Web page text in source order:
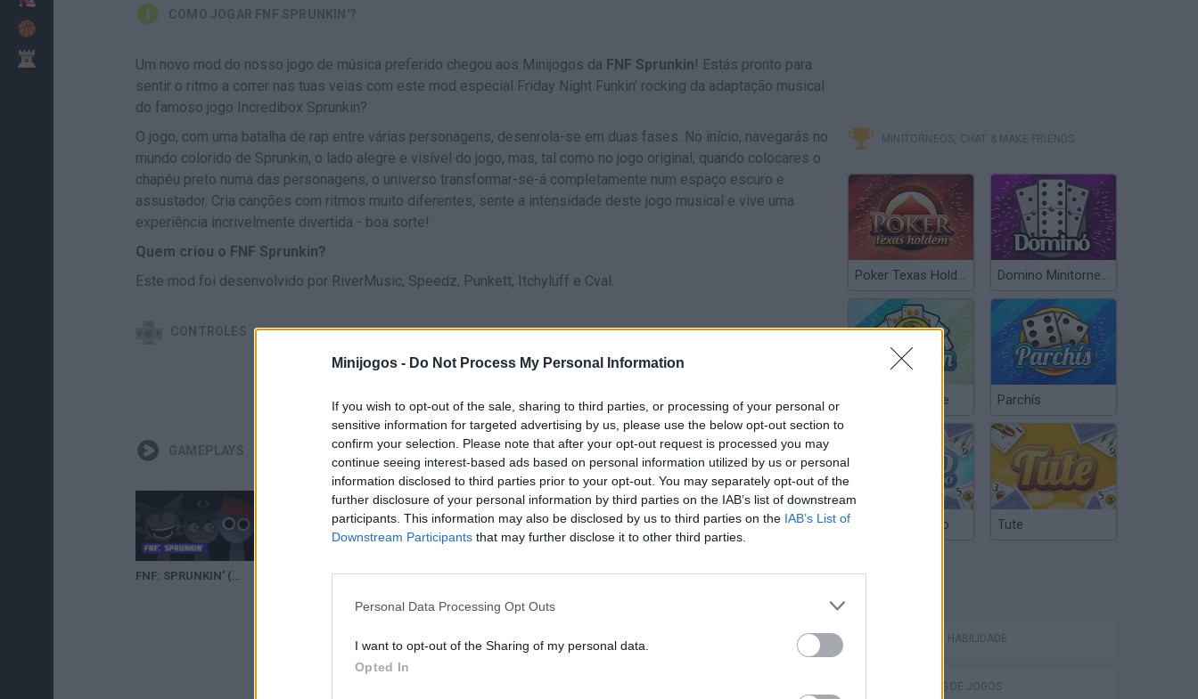
Minijogos - Do Not Process My Personal Information
If you wish to opt-out of the sale, sharing to third parties, or processing of your personal or
sensitive information for targeted advertising by us, please use the below opt-out section to
confirm your selection. Please note that after your opt-out request is processed you may
continue seeing interest-based ads based on personal information utilized by us or personal
information disclosed to third parties prior to your opt-out. You may separately opt-out of the
further disclosure of your personal information by third parties on the IAB’s list of downstream
participants. This information may also be disclosed by us to third parties on the IAB’s List of
Downstream Participants that may further disclose it to other third parties.
Personal Data Processing Opt Outs
I want to opt-out of the Sharing of my personal data.
Opted In
COMO JOGAR FNF SPRUNKIN'?
Um novo mod do nosso jogo de música preferido chegou aos Minijogos da FNF Sprunkin! Estás pronto para
sentir o ritmo a correr nas tuas veias com este mod especial Friday Night Funkin' rocking da adaptação musical
do famoso jogo Incredibox Sprunkin?
O jogo, com uma batalha de rap entre várias personagens, desenrola-se em duas fases. No início, navegarás no
mundo colorido de Sprunkin, o lado alegre e visível do jogo, mas, tal como no jogo original, quando colocares o
chapéu preto numa das personagens, o universo transformar-se-á completamente num espaço escuro e
assustador. Cria canções com ritmos muito diferentes, sente a intensidade deste jogo musical e vive uma
experiência incrivelmente divertida - boa sorte!
Quem criou o FNF Sprunkin?
Este mod foi desenvolvido por RiverMusic, Speedz, Punkett, Itchyluff e Cval.
CONTROLES
GAMEPLAYS
FNF: SPRUNKIN' (INCREDIBOX SPRUNKI)
MINITORNEOS, CHAT & MAKE FRIENDS
Poker Texas Hold’em Domino Minitorneos
Chinchón Online Parchís
Truco Argentino Tute
JOGOS DE HABILIDADE
COLEÇÕES DE JOGOS